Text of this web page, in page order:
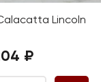
Lincoln
₽